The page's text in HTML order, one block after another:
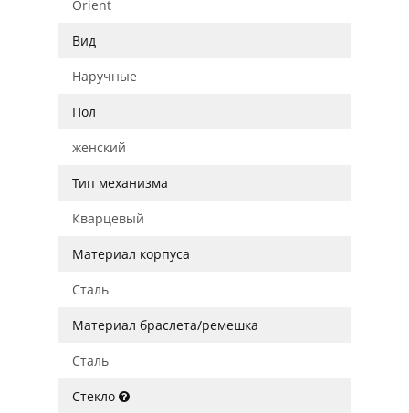
Orient
Вид
Наручные
Пол
женский
Тип механизма
Кварцевый
Материал корпуса
Сталь
Материал браслета/ремешка
Сталь
Стекло